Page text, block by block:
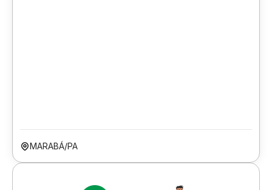
MARABÁ/PA